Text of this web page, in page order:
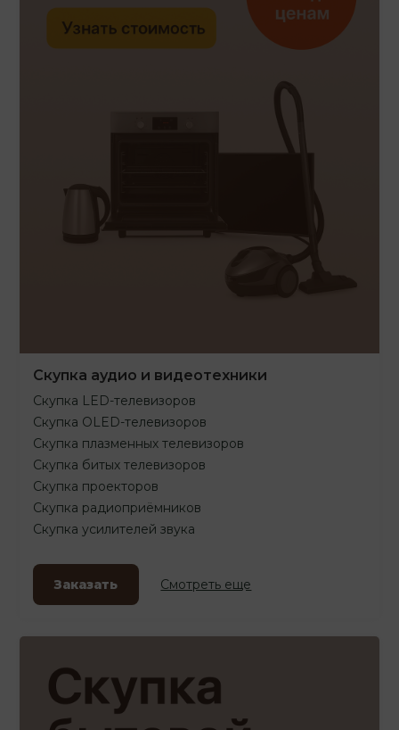
Скупка аудио и видеотехники
Скупка LED-телевизоров
Скупка OLED-телевизоров
Скупка плазменных телевизоров
Скупка битых телевизоров
Скупка проекторов
Скупка радиоприёмников
Скупка усилителей звука
Заказать Смотреть еще